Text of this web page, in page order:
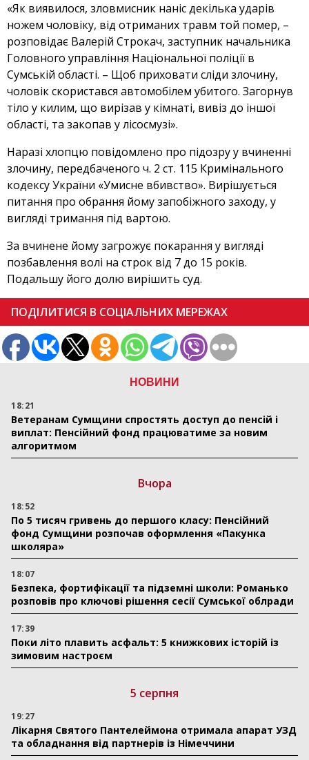
НОВИНИ
18:21
Ветеранам Сумщини спростять доступ до пенсій і
виплат: Пенсійний фонд працюватиме за новим
алгоритмом
Вчора
18:52
По 5 тисяч гривень до першого класу: Пенсійний
фонд Сумщини розпочав оформлення «Пакунка
школяра»
18:07
Безпека, фортифікації та підземні школи: Романько
розповів про ключові рішення сесії Сумської облради
17:39
Поки літо плавить асфальт: 5 книжкових історій із
зимовим настроєм
5 серпня
19:27
Лікарня Святого Пантелеймона отримала апарат УЗД
та обладнання від партнерів із Німеччини
«Як виявилося, зловмисник наніс декілька ударів
ножем чоловіку, від отриманих травм той помер, –
розповідає Валерій Строкач, заступник начальника
Головного управління Національної поліції в
Сумській області. – Щоб приховати сліди злочину,
чоловік скористався автомобілем убитого. Загорнув
тіло у килим, що вирізав у кімнаті, вивіз до іншої
області, та закопав у лісосмузі».
Наразі хлопцю повідомлено про підозру у вчиненні
злочину, передбаченого ч. 2 ст. 115 Кримінального
кодексу України «Умисне вбивство». Вирішується
питання про обрання йому запобіжного заходу, у
вигляді тримання під вартою.
За вчинене йому загрожує покарання у вигляді
позбавлення волі на строк від 7 до 15 років.
Подальшу його долю вирішить суд.
ПОДІЛИТИСЯ В СОЦІАЛЬНИХ МЕРЕЖАХ